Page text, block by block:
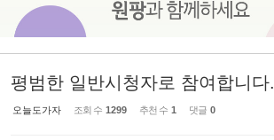
평범한 일반시청자로 참여합니다.
오늘도가자 조회 수 1299 추천 수 1 댓글 0